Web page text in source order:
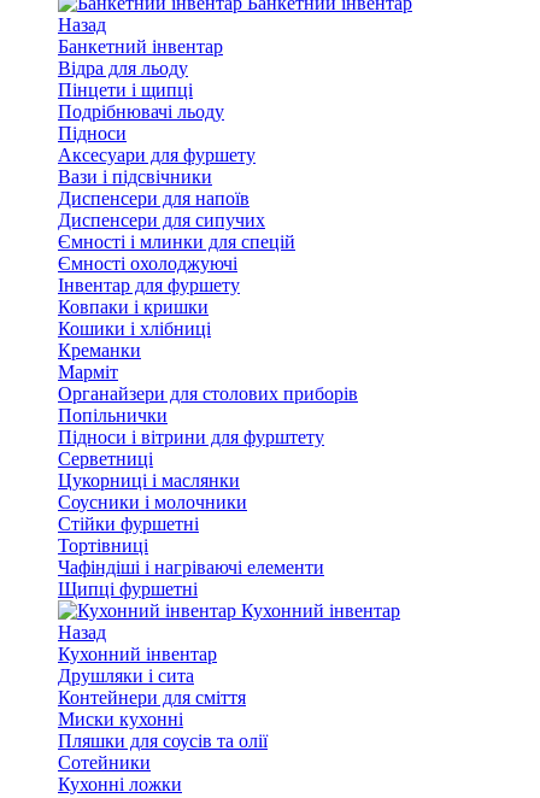
Назад
Банкетний інвентар
Відра для льоду
Пінцети і щипці
Подрібнювачі льоду
Підноси
Аксесуари для фуршету
Вази і підсвічники
Диспенсери для напоїв
Диспенсери для сипучих
Ємності і млинки для спецій
Ємності охолоджуючі
Інвентар для фуршету
Ковпаки і кришки
Кошики і хлібниці
Креманки
Марміт
Органайзери для столових приборів
Попільнички
Підноси і вітрини для фурштету
Серветниці
Цукорниці і маслянки
Соусники і молочники
Стійки фуршетні
Тортівниці
Чафіндіші і нагріваючі елементи
Щипці фуршетні
Кухонний інвентар
Назад
Кухонний інвентар
Друшляки і сита
Контейнери для сміття
Миски кухонні
Пляшки для соусів та олії
Сотейники
Кухонні ложки